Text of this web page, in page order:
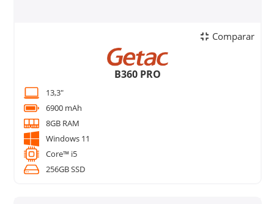
Comparar
B360 PRO
13,3"
6900 mAh
8GB RAM
Windows 11
Core™ i5
256GB SSD